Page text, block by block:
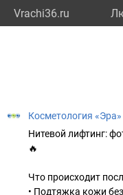
Vrachi36.ru
Косметология «Эра»
Нитевой лифтинг:
🔥
Что происходит
• Подтяжка кожи